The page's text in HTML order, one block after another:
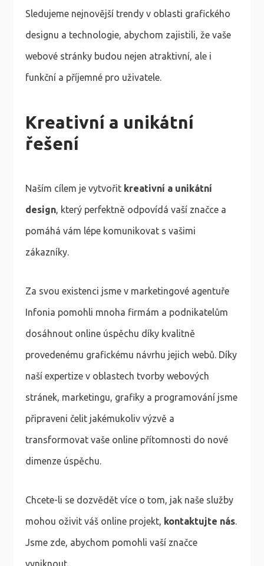
Sledujeme nejnovější trendy v oblasti grafického
designu a technologie, abychom zajistili, že vaše
webové stránky budou nejen atraktivní, ale i
funkční a příjemné pro uživatele.
Kreativní a unikátní
řešení
Naším cílem je vytvořit kreativní a unikátní
design, který perfektně odpovídá vaší značce a
pomáhá vám lépe komunikovat s vašimi
zákazníky.
Za svou existenci jsme v marketingové agentuře
Infonia pomohli mnoha firmám a podnikatelům
dosáhnout online úspěchu díky kvalitně
provedenému grafickému návrhu jejich webů. Díky
naší expertize v oblastech tvorby webových
stránek, marketingu, grafiky a programování jsme
připraveni čelit jakémukoliv výzvě a
transformovat vaše online přítomnosti do nové
dimenze úspěchu.
Chcete-li se dozvědět více o tom, jak naše služby
mohou oživit váš online projekt, kontaktujte nás.
Jsme zde, abychom pomohli vaší značce
vyniknout.